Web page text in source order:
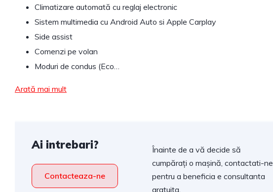
Climatizare automată cu reglaj electronic
Sistem multimedia cu Android Auto si Apple Carplay
Side assist
Comenzi pe volan
Moduri de condus (Eco…
Arată mai mult
Ai intrebari?
Contacteaza-ne
Înainte de a vă decide să
cumpărați o mașină, contactati-ne
pentru a beneficia e consultanta
gratuita.